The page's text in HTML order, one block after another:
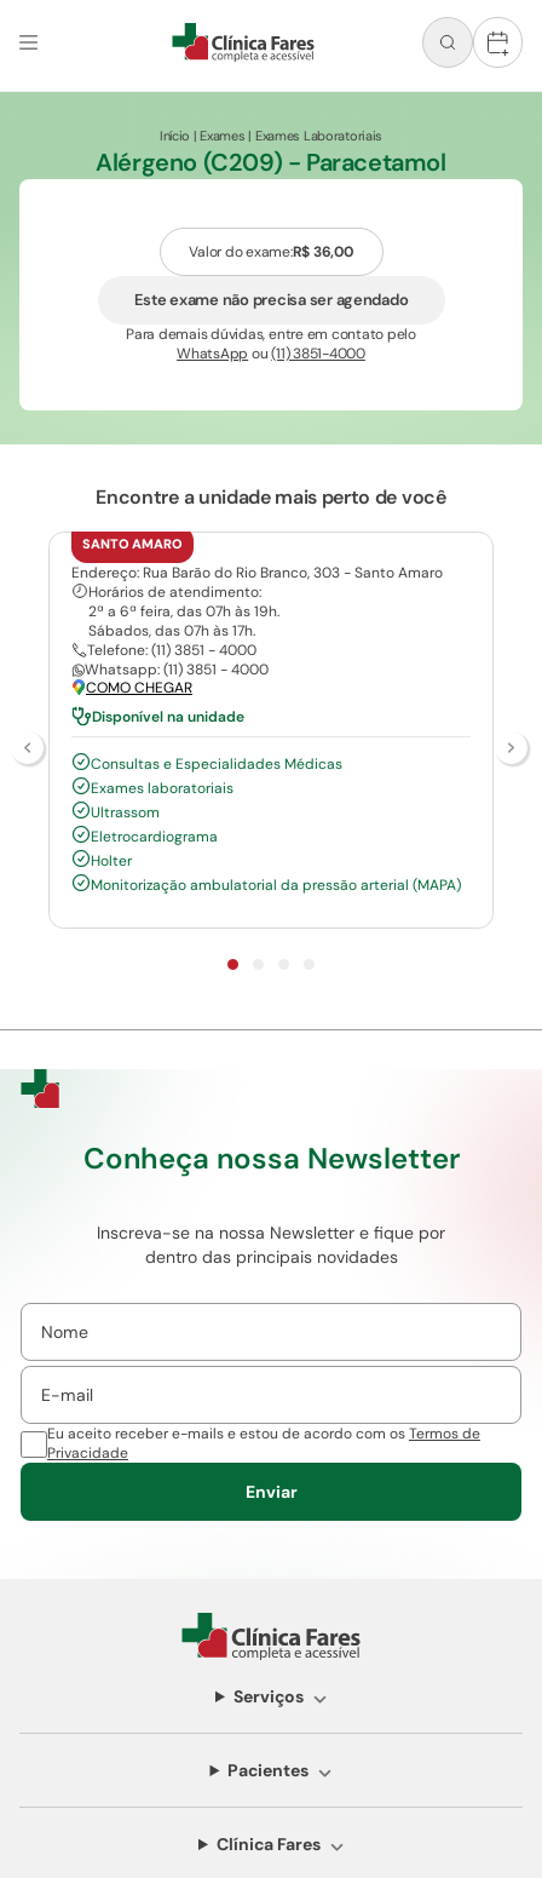
+
Início |Exames | Exames Laboratoriais
Alérgeno (C209) - Paracetamol
Valor do exame:R$ 36,00
Este exame não precisa ser agendado
Para demais dúvidas, entre em contato pelo
WhatsApp ou(11) 3851-4000
Encontre a unidade mais perto de você
SANTO AMARO
Endereço: Rua Barão do Rio Branco, 303 - Santo Amaro
Horários de atendimento:
2ª a 6ª feira, das 07h às 19h.
Sábados, das 07h às 17h.
Telefone: (11) 3851 - 4000
Whatsapp: (11) 3851 - 4000
COMO CHEGAR
Disponível na unidade
Consultas e Especialidades Médicas
Exames laboratoriais
Ultrassom
Eletrocardiograma
Holter
Monitorização ambulatorial da pressão arterial (MAPA)
Conheça nossa Newsletter
Inscreva-se na nossa Newsletter e fique por
dentro das principais novidades
Eu aceito receber e-mails e estou de acordo com osTermos de
Privacidade
Enviar
Serviços
Pacientes
Clínica Fares